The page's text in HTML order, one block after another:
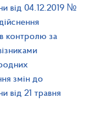
від 04.12.2019 №
контролю за
змін до
від 21 травня